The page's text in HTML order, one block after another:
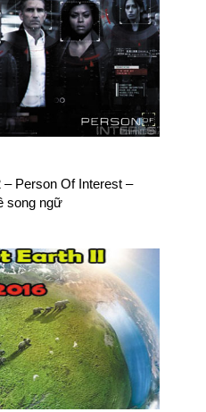
– Person Of Interest –
song ngữ